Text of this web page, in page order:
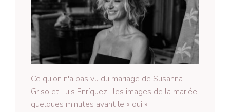
Ce qu'on n'a pas vu du mariage de Susanna
Griso et Luis Enríquez : les images de la mariée
quelques minutes avant le « oui »